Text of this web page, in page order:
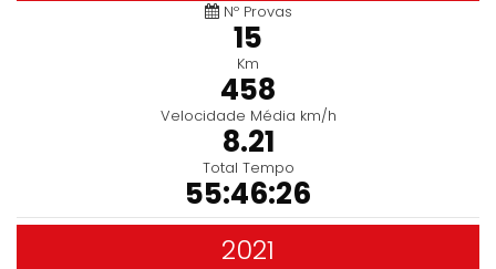
Nº Provas
15
Km
458
Velocidade Média km/h
8.21
Total Tempo
55:46:26
2021